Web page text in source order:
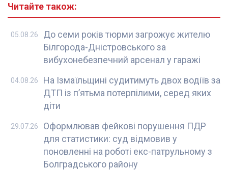
Читайте також:
До семи років тюрми загрожує жителю
Білгорода-Дністровського за
вибухонебезпечний арсенал у гаражі
05.08.26
На Ізмаїльщині судитимуть двох водіїв за
ДТП із п’ятьма потерпілими, серед яких
діти
04.08.26
Оформлював фейкові порушення ПДР
для статистики: суд відмовив у
поновленні на роботі екс-патрульному з
Болградського району
29.07.26